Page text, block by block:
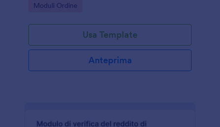
e tempi di gestione.
Go to Category:
Moduli Ordine
Usa Template
Anteprima